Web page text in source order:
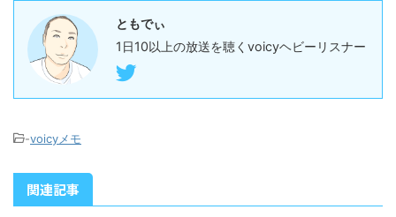
ともでぃ
1日10以上の放送を聴くvoicyヘビーリスナー
-voicyメモ
関連記事